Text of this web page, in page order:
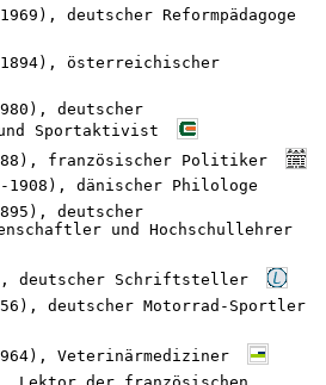
deutscher Reformpädagoge
österreichischer
deutscher
und Sportaktivist
französischer Politiker
1908), dänischer Philologe
deutscher
und Hochschullehrer
deutscher Schriftsteller
deutscher Motorrad-Sportler
Veterinärmediziner